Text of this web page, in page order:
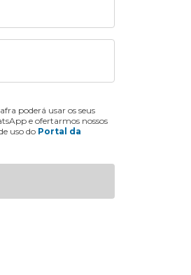
poderá usar os seus
e ofertarmos nossos
uso do Portal da